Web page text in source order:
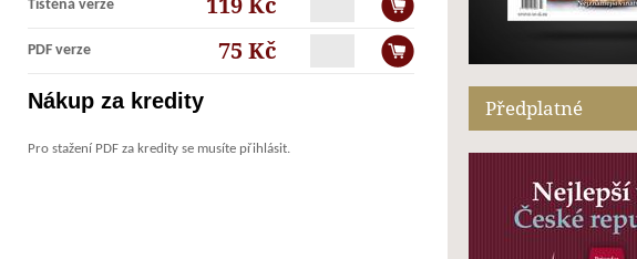
Tištěná verze
PDF verze 75 Kč
Nákup za kredity
Pro stažení PDF za kredity se musíte přihlásit.
Předplatné